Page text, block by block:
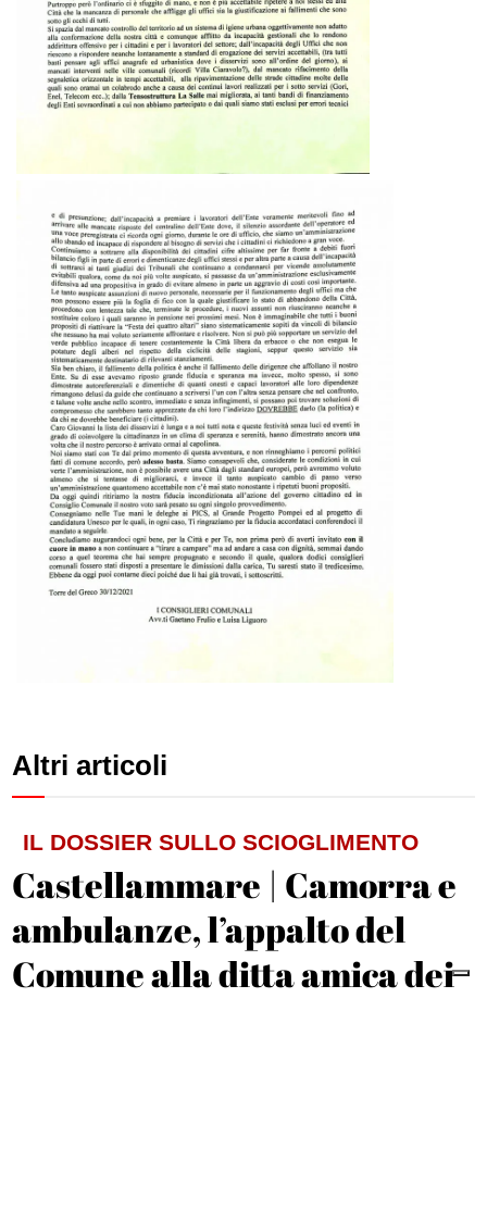
Altri articoli
IL DOSSIER SULLO SCIOGLIMENTO
Castellammare | Camorra e
ambulanze, l’appalto del
Comune alla ditta amica dei